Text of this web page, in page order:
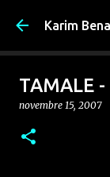
TAMALE
novembre 15, 2007